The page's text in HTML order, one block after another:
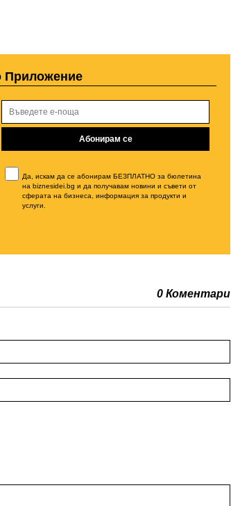
Приложение
Да, искам да се абонирам БЕЗПЛАТНО за бюлетина
на biznesidei.bg и да получавам новини и съвети от
сферата на бизнеса, информация за продукти и
услуги.
0 Коментари